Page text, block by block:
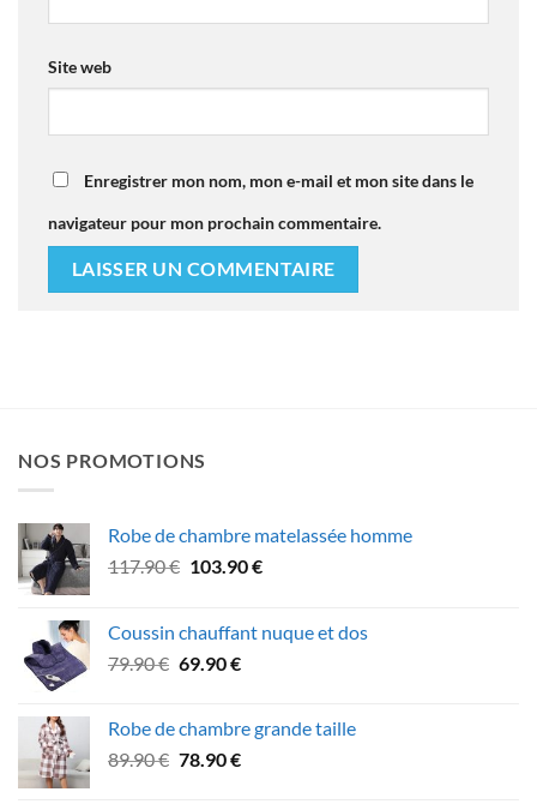
Site web
Enregistrer mon nom, mon e-mail et mon site dans le
navigateur pour mon prochain commentaire.
NOS PROMOTIONS
Robe de chambre matelassée homme
117.90€ Le
était :
117.90 €.
103.90€Le
est :
Coussin chauffant nuque et dos
79.90€ Le
était :
79.90 €.
69.90€Le
est :
69.90 €.
Robe de chambre grande taille
89.90€ Le
78.90€Le